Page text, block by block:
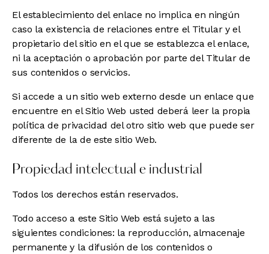
El establecimiento del enlace no implica en ningún
caso la existencia de relaciones entre el Titular y el
propietario del sitio en el que se establezca el enlace,
ni la aceptación o aprobación por parte del Titular de
sus contenidos o servicios.
Si accede a un sitio web externo desde un enlace que
encuentre en el Sitio Web usted deberá leer la propia
política de privacidad del otro sitio web que puede ser
diferente de la de este sitio Web.
Propiedad intelectual e industrial
Todos los derechos están reservados.
Todo acceso a este Sitio Web está sujeto a las
siguientes condiciones: la reproducción, almacenaje
permanente y la difusión de los contenidos o